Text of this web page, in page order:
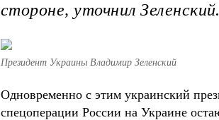
стороне, уточнил Зеленский.
Президент Украины Владимир Зеленский
Одновременно с этим украинский
спецоперации России на Украине